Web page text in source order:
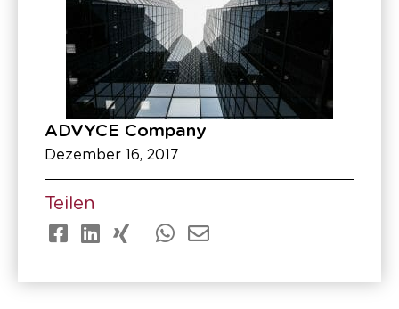
ADVYCE Company
Dezember 16, 2017
Teilen